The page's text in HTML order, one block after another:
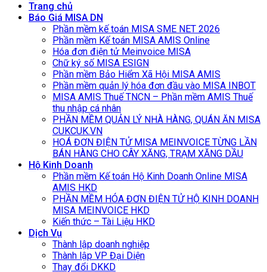
Trang chủ
Báo Giá MISA DN
Phần mềm kế toán MISA SME NET 2026
Phần mềm Kế toán MISA AMIS Online
Hóa đơn điện tử Meinvoice MISA
Chữ ký số MISA ESIGN
Phần mềm Bảo Hiểm Xã Hội MISA AMIS
Phần mềm quản lý hóa đơn đầu vào MISA INBOT
MISA AMIS Thuế TNCN – Phần mềm AMIS Thuế
thu nhập cá nhân
PHẦN MỀM QUẢN LÝ NHÀ HÀNG, QUÁN ĂN MISA
CUKCUK.VN
HOÁ ĐƠN ĐIỆN TỬ MISA MEINVOICE TỪNG LẦN
BÁN HÀNG CHO CÂY XĂNG, TRẠM XĂNG DẦU
Hộ Kinh Doanh
Phần mềm Kế toán Hộ Kinh Doanh Online MISA
AMIS HKD
PHẦN MỀM HÓA ĐƠN ĐIỆN TỬ HỘ KINH DOANH
MISA MEINVOICE HKD
Kiến thức – Tài Liệu HKD
Dịch Vụ
Thành lập doanh nghiệp
Thành lập VP Đại Diện
Thay đổi DKKD